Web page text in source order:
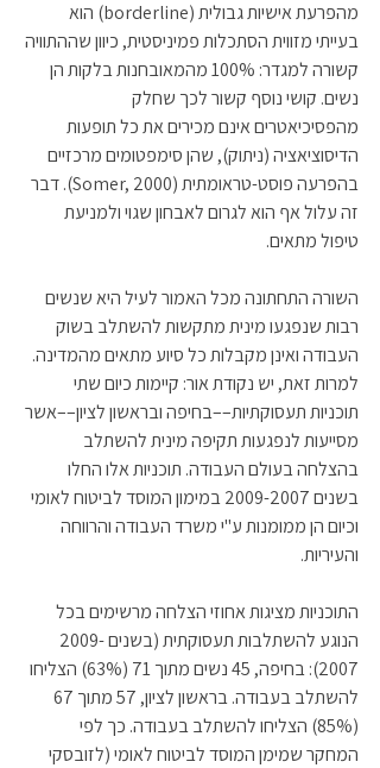
מהפרעת אישיות גבולית (borderline) הוא
בעייתי מזווית הסתכלות פמיניסטית, כיוון שההתוויה
קשורה למגדר: 100% מהמאובחנות בלקות הן
נשים. קושי נוסף קשור לכך שחלק
מהפסיכיאטרים אינם מכירים את כל תופעות
הדיסוציאציה (ניתוק), שהן סימפטומים מרכזיים
בהפרעה פוסט-טראומתית (Somer, 2000). דבר
זה עלול אף הוא לגרום לאבחון שגוי ולמניעת
טיפול מתאים.
השורה התחתונה מכל האמור לעיל היא שנשים
רבות שנפגעו מינית מתקשות להשתלב בשוק
העבודה ואינן מקבלות כל סיוע מתאים מהמדינה.
למרות זאת, יש נקודת אור: קיימות כיום שתי
תוכניות תעסוקתיות––בחיפה ובראשון לציון––אשר
מסייעות לנפגעות תקיפה מינית להשתלב
בהצלחה בעולם העבודה. תוכניות אלו החלו
בשנים 2009-2007 במימון המוסד לביטוח לאומי
וכיום הן ממומנות ע"י משרד העבודה והרווחה
והעיריות.
התוכניות מציגות אחוזי הצלחה מרשימים בכל
הנוגע להשתלבות תעסוקתית (בשנים 2009-
2007): בחיפה, 45 נשים מתוך 71 (63%) הצליחו
(85%) הצליחו להשתלב בעבודה. כך לפי
המחקר שמימן המוסד לביטוח לאומי (לזובסקי